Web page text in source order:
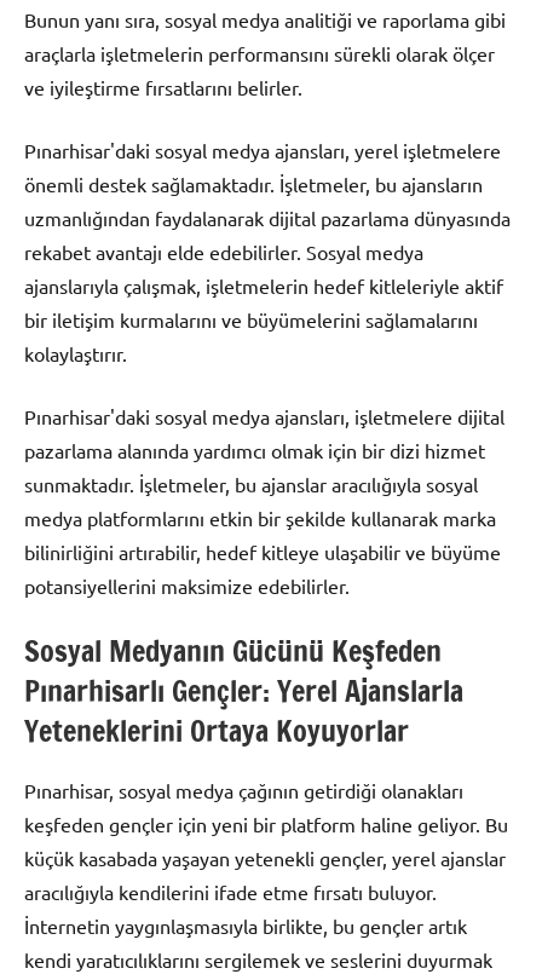
Bunun yanı sıra, sosyal medya analitiği ve raporlama gibi
araçlarla işletmelerin performansını sürekli olarak ölçer
ve iyileştirme fırsatlarını belirler.
Pınarhisar'daki sosyal medya ajansları, yerel işletmelere
önemli destek sağlamaktadır. İşletmeler, bu ajansların
uzmanlığından faydalanarak dijital pazarlama dünyasında
rekabet avantajı elde edebilirler. Sosyal medya
ajanslarıyla çalışmak, işletmelerin hedef kitleleriyle aktif
bir iletişim kurmalarını ve büyümelerini sağlamalarını
kolaylaştırır.
Pınarhisar'daki sosyal medya ajansları, işletmelere dijital
pazarlama alanında yardımcı olmak için bir dizi hizmet
sunmaktadır. İşletmeler, bu ajanslar aracılığıyla sosyal
medya platformlarını etkin bir şekilde kullanarak marka
bilinirliğini artırabilir, hedef kitleye ulaşabilir ve büyüme
potansiyellerini maksimize edebilirler.
Sosyal Medyanın Gücünü Keşfeden
Pınarhisarlı Gençler: Yerel Ajanslarla
Yeteneklerini Ortaya Koyuyorlar
Pınarhisar, sosyal medya çağının getirdiği olanakları
keşfeden gençler için yeni bir platform haline geliyor. Bu
küçük kasabada yaşayan yetenekli gençler, yerel ajanslar
aracılığıyla kendilerini ifade etme fırsatı buluyor.
İnternetin yaygınlaşmasıyla birlikte, bu gençler artık
kendi yaratıcılıklarını sergilemek ve seslerini duyurmak